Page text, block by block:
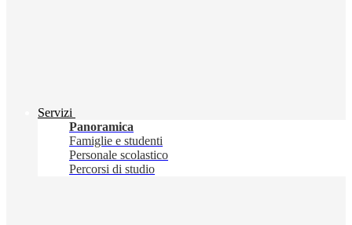
Servizi
Panoramica
Famiglie e studenti
Personale scolastico
Percorsi di studio